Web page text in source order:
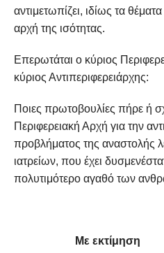
αντιμετωπίζει, ιδίως τα
αρχή της ισότητας.
Επερωτάται ο κύριος
κύριος Αντιπεριφερειάρχης:
Ποιες πρωτοβουλίες πήρε ή
Περιφερειακή Αρχή για την
προβλήματος της αναστολής
ιατρείων, που έχει
πολυτιμότερο αγαθό των
Με εκτίμηση